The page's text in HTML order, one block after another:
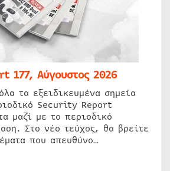
177, Αύγουστος 2026
τα εξειδικευμένα σημεία
Security Report
μαζί με το περιοδικό
Στο νέο τεύχος, θα βρείτε
που απευθύνο…